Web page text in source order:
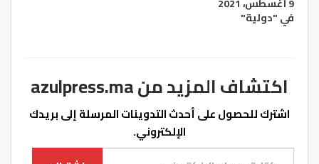
في "دولية"
اكتشاف المزيد من azulpress.ma
اشترك للحصول على أحدث التدوينات المرسلة إلى بريدك
الإلكتروني.
كتابة بريدك الإلكتروني...